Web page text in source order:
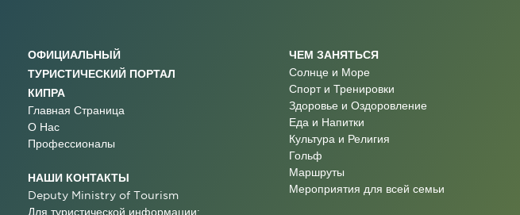
ОФИЦИАЛЬНЫЙ
ТУРИСТИЧЕСКИЙ ПОРТАЛ
КИПРА
Главная Страница
О Нас
Профессионалы
НАШИ КОНТАКТЫ
Deputy Ministry of Tourism
Для туристической информации:
ЧЕМ ЗАНЯТЬСЯ
Солнце и Море
Спорт и Тренировки
Здоровье и Оздоровление
Еда и Напитки
Культура и Религия
Гольф
Маршруты
Мероприятия для всей семьи